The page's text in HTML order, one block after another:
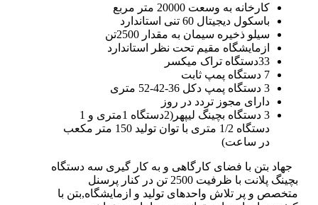
کارخانه به وسعت 20000 متر مربع
باسکول دیجیتال 60 تنی استاندارد
سیلو ذخیره سیمان به مقدار 2500تن
ازمایشگاه مقیم تحت نظر استاندارد
33دستگاه تراک میکسر
7 دستگاه پمپ ثابت
3 دستگاه پمپ دکل 36-42-52 متری
دارای مجوز تردد در روز
3 دستگاه بچینگ لیپهر(2دستگاه 1متری و 1
دستگاه 1/2 متری با توان تولید 150 متر مکعب
در ساعت)
جهاد بتن با فضای کارگاهی و به کار گیری سه دستگاه
بچینگ پلانت با ظرفیت 2500 تن در کنار پرسنل
متخصص و پر تلاش واحدهای تولید و ازمایشگاه,بتن با